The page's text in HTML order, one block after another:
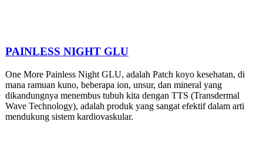
PAINLESS NIGHT GLU
One More Painless Night GLU, adalah Patch koyo kesehatan, di
mana ramuan kuno, beberapa ion, unsur, dan mineral yang
dikandungnya menembus tubuh kita dengan TTS (Transdermal
Wave Technology), adalah produk yang sangat efektif dalam arti
mendukung sistem kardiovaskular.